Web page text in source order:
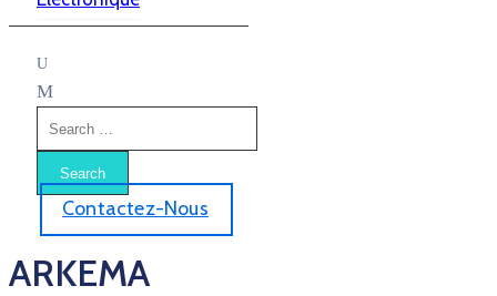
Contactez-Nous
ARKEMA